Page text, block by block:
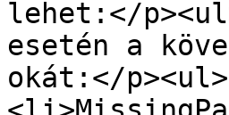
lehet:</
esetén a
okát:</